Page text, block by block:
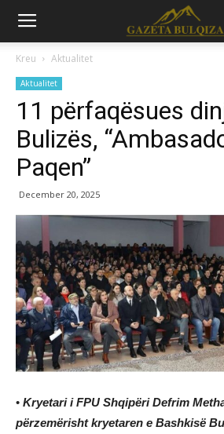
Kreu Aktualitet
Aktualitet
11 përfaqësues
Bulizës,
Paqen”
December 20, 2025
• Kryetari i FPU Shqipëri Defrim
përzemërisht kryetaren e Bashkisë